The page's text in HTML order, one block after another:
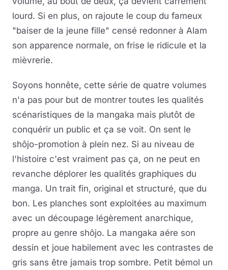
lourd. Si en plus, on rajoute le coup du fameux
"baiser de la jeune fille" censé redonner à Alam
son apparence normale, on frise le ridicule et la
mièvrerie.
Soyons honnête, cette série de quatre volumes
n'a pas pour but de montrer toutes les qualités
scénaristiques de la mangaka mais plutôt de
conquérir un public et ça se voit. On sent le
shôjo-promotion à plein nez. Si au niveau de
l'histoire c'est vraiment pas ça, on ne peut en
revanche déplorer les qualités graphiques du
manga. Un trait fin, original et structuré, que du
bon. Les planches sont exploitées au maximum
avec un découpage légèrement anarchique,
propre au genre shôjo. La mangaka aére son
dessin et joue habilement avec les contrastes de
gris sans être jamais trop sombre. Petit bémol un